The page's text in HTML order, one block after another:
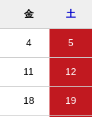
金 土
4 5
11 12
18 19